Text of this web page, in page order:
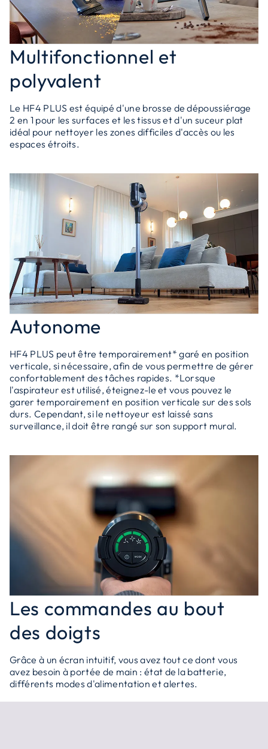
Multifonctionnel et
polyvalent
Le HF4 PLUS est équipé d'une brosse de dépoussiérage
2 en 1 pour les surfaces et les tissus et d'un suceur plat
idéal pour nettoyer les zones difficiles d'accès ou les
espaces étroits.
Autonome
HF4 PLUS peut être temporairement* garé en position
verticale, si nécessaire, afin de vous permettre de gérer
confortablement des tâches rapides. *Lorsque
l'aspirateur est utilisé, éteignez-le et vous pouvez le
garer temporairement en position verticale sur des sols
durs. Cependant, si le nettoyeur est laissé sans
surveillance, il doit être rangé sur son support mural.
Les commandes au bout
des doigts
Grâce à un écran intuitif, vous avez tout ce dont vous
avez besoin à portée de main : état de la batterie,
différents modes d'alimentation et alertes.